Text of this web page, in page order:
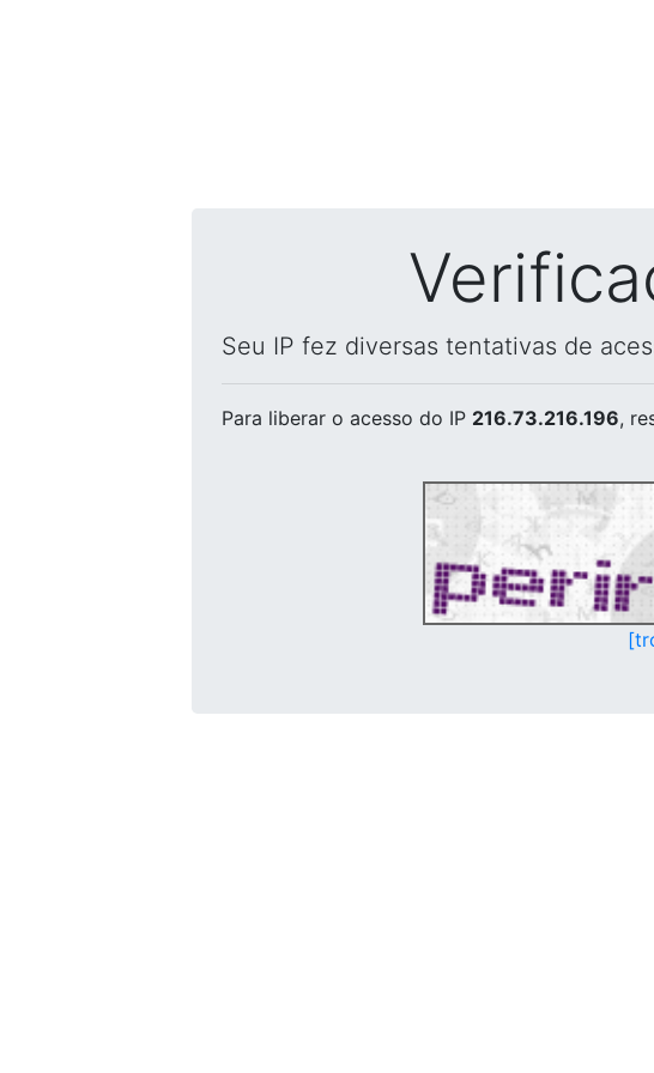
Seu IP fez diversas tentativas de
Para liberar o acesso do IP 216.73.216.196,